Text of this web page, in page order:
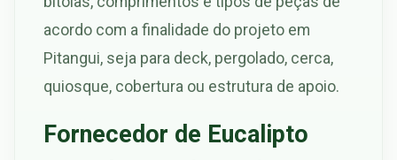
acordo com a finalidade do projeto em
Pitangui, seja para deck, pergolado, cerca,
quiosque, cobertura ou estrutura de apoio.
Fornecedor de Eucalipto